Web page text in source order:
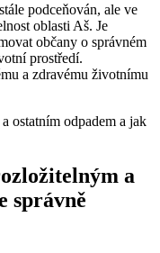
podceňován, ale​ ve
oblasti Aš. Je
⁢občany o správném
prostředí.
a​ zdravému životnímu
a
správně